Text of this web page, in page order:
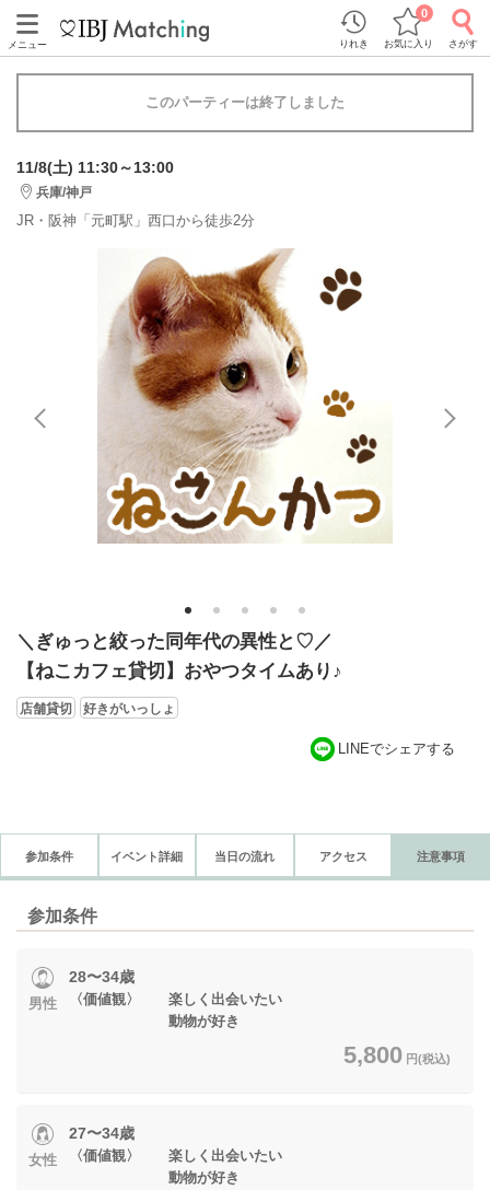
メニュー りれき お気に入り
0
さがす
このパーティーは終了しました
11/8(土) 11:30～13:00
兵庫/神戸
JR・阪神「元町駅」西口から徒歩2分
1 2 3 4 5
＼ぎゅっと絞った同年代の異性と♡／
【ねこカフェ貸切】おやつタイムあり♪
店舗貸切 好きがいっしょ
LINEでシェアする
参加条件 イベント詳細 当日の流れ アクセス 注意事項
参加条件
男性
28〜34歳
〈価値観〉 楽しく出会いたい
動物が好き
5,800 円(税込)
女性
27〜34歳
〈価値観〉 楽しく出会いたい
動物が好き